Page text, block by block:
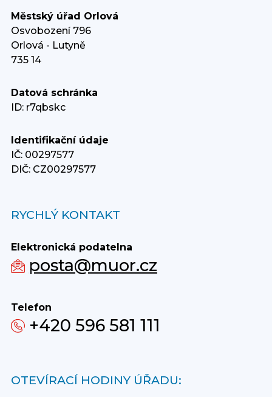
Městský úřad Orlová
Osvobození 796
Orlová - Lutyně
735 14
Datová schránka
ID: r7qbskc
Identifikační údaje
IČ: 00297577
DIČ: CZ00297577
RYCHLÝ KONTAKT
Elektronická podatelna
posta@muor.cz
Telefon
+420 596 581 111
OTEVÍRACÍ HODINY ÚŘADU: